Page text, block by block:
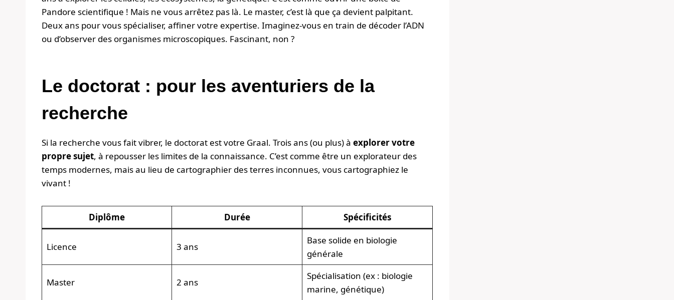
Pandore scientifique ! Mais ne vous arrêtez pas là. Le master, c’est là que ça devient palpitant.
Deux ans pour vous spécialiser, affiner votre expertise. Imaginez-vous en train de décoder l’ADN
ou d’observer des organismes microscopiques. Fascinant, non ?
Le doctorat : pour les aventuriers de la
recherche
Si la recherche vous fait vibrer, le doctorat est votre Graal. Trois ans (ou plus) à explorer votre
propre sujet, à repousser les limites de la connaissance. C’est comme être un explorateur des
temps modernes, mais au lieu de cartographier des terres inconnues, vous cartographiez le
vivant !
Diplôme Durée Spécificités
Licence 3 ans
Base solide en biologie
générale
Master 2 ans
Spécialisation (ex : biologie
marine, génétique)